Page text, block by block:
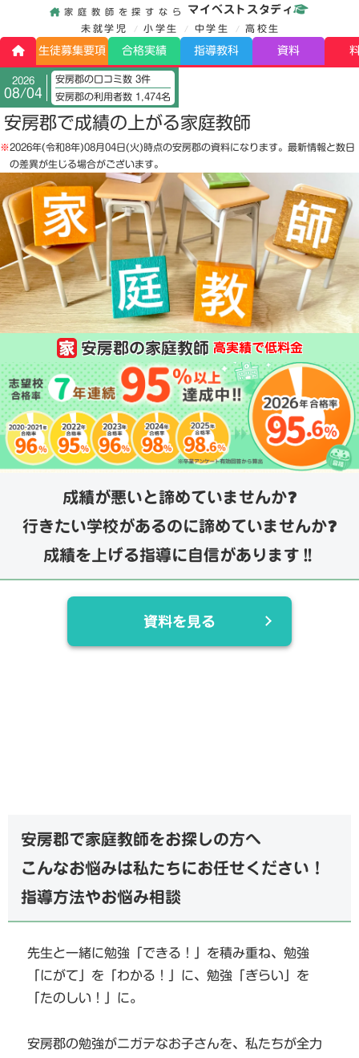
家庭教師を探すなら マイベストスタディ
未就学児 小学生 中学生 高校生
生徒募集要項 合格実績 指導教科 資料
2026
08/04
安房郡の口コミ数 3件
安房郡の利用者数 1,474名
安房郡で成績の上がる家庭教師
※2026年(令和8年)08月04日(火)時点の安房郡の資料になります。最新情報と数日
の差異が生じる場合がございます。
安房郡の家庭教師 高実績で低料金
成績が悪いと諦めていませんか❓
行きたい学校があるのに諦めていませんか❓
成績を上げる指導に自信があります‼️
資料を見る
安房郡で家庭教師をお探しの方へ
こんなお悩みは私たちにお任せください！
指導方法やお悩み相談
先生と一緒に勉強「できる！」を積み重ね、勉強
「にがて」を「わかる！」に、勉強「ぎらい」を
「たのしい！」に。
安房郡の勉強がニガテなお子さんを、私たちが全力